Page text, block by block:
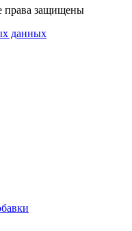
права защищены
данных